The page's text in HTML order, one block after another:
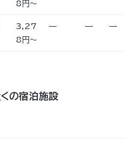
8円〜
3,27
8円〜
— — —
の宿泊施設